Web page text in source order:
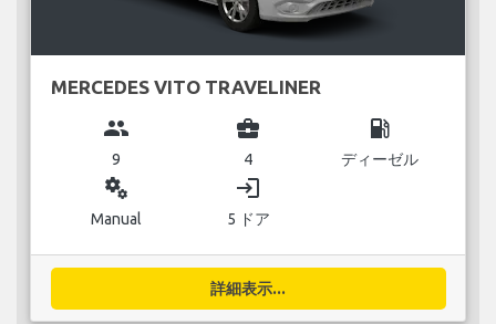
MERCEDES VITO TRAVELINER
group
9
business_center
4
local_gas_station
ディーゼル
miscellaneous_services
Manual
login
5 ドア
詳細表示...